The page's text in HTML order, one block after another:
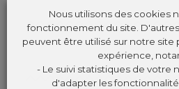
Nous utilisons des cookies
fonctionnement du site.
peuvent être utilisé sur notre site
expérience,
- Le suivi statistiques de votre
d'adapter les